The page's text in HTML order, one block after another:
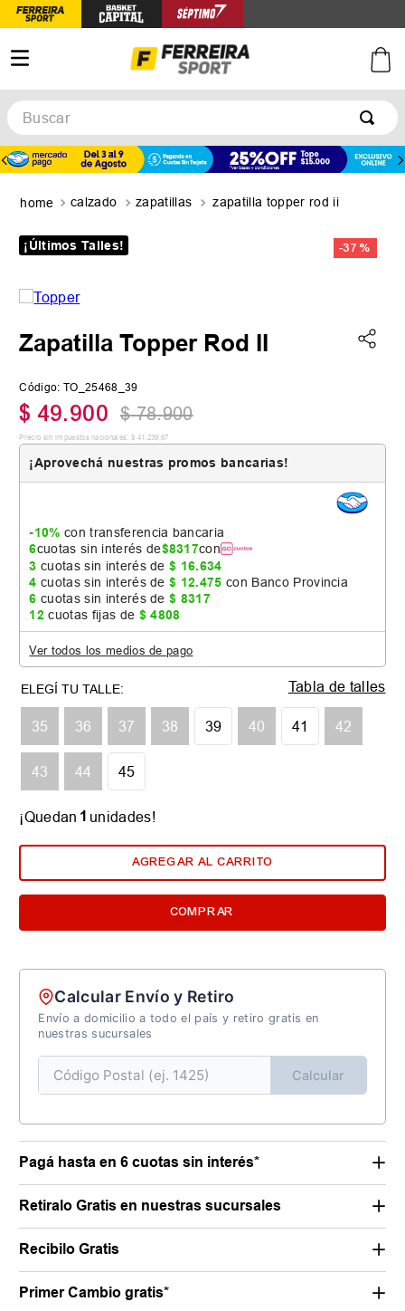
Buscar
calzado zapatillas zapatilla topper rod ii
¡Últimos Talles! -37 %
Zapatilla Topper Rod II
Código: TO_25468_39
$ 49.900 $ 78.900
Precio sin impuestos nacionales: $ 41 239 67
¡Aprovechá nuestras promos bancarias!
-10% con transferencia bancaria
6cuotas sin interés de$8317con
3 cuotas sin interés de$ 16.634
4 cuotas sin interés de$ 12.475 con Banco Provincia
6 cuotas sin interés de$ 8317
12 cuotas fijas de $ 4808
Ver todos los medios de pago
35 36 37 38 39 40 41 42
43 44 45
Tabla de talles
¡Quedan 1 unidades!
AGREGAR AL CARRITO
COMPRAR
Calcular Envío y Retiro
Envío a domicilio a todo el país y retiro gratis en
nuestras sucursales
Calcular
Pagá hasta en 6 cuotas sin interés*
Retiralo Gratis en nuestras sucursales
Recibilo Gratis
Primer Cambio gratis*
TÉRMINOS MÁS BUSCADOS
3.
basquet
5. zapatillas adidas